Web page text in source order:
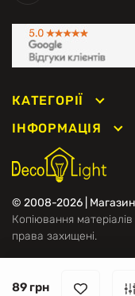
89 грн
© 2008-2026 | Магазин
Копіювання
права захищені.
Ми в соцмережах
КАТЕГОРІЇ
ІНФОРМАЦІЯ